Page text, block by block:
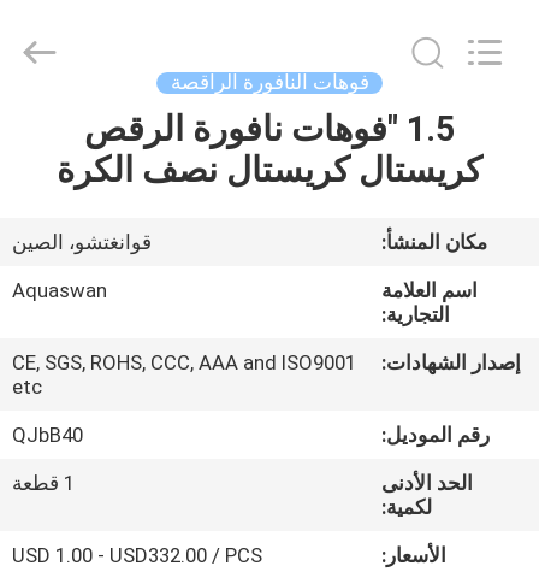
الصفحة
الرئيسية
منتجات
معلومات
عنا
جولة
فوهات النافورة الراقصة
1.5 "فوهات نافورة الرقص
كريستال كريستال نصف الكرة
مكان المنشأ:
قوانغتشو، الصين
اسم العلامة
التجارية:
Aquaswan
إصدار الشهادات:
CE, SGS, ROHS, CCC, AAA and ISO9001
etc
رقم الموديل:
QJbB40
الحد الأدنى
لكمية:
1 قطعة
الأسعار:
USD 1.00 - USD332.00 / PCS